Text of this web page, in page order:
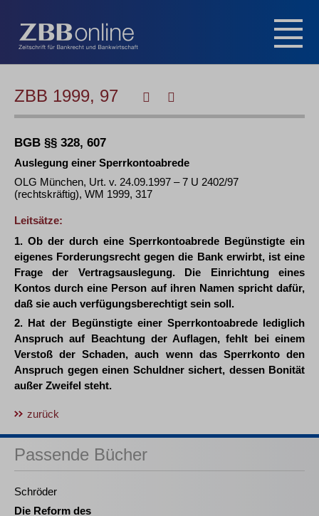
ZBB 1999, 97
BGB §§ 328, 607
Auslegung einer Sperrkontoabrede
OLG München, Urt. v. 24.09.1997 – 7 U 2402/97
(rechtskräftig), WM 1999, 317
Leitsätze:
1. Ob der durch eine Sperrkontoabrede Begünstigte ein
eigenes Forderungsrecht gegen die Bank erwirbt, ist eine
Frage der Vertragsauslegung. Die Einrichtung eines
Kontos durch eine Person auf ihren Namen spricht dafür,
daß sie auch verfügungsberechtigt sein soll.
2. Hat der Begünstigte einer Sperrkontoabrede lediglich
Anspruch auf Beachtung der Auflagen, fehlt bei einem
Verstoß der Schaden, auch wenn das Sperrkonto den
Anspruch gegen einen Schuldner sichert, dessen Bonität
außer Zweifel steht.
zurück
Passende Bücher
Schröder
Die Reform des